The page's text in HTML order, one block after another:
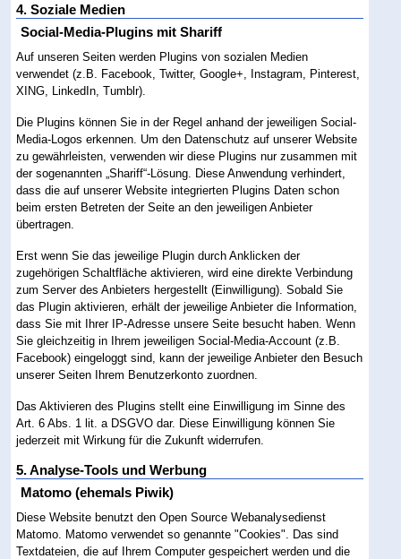
4. Soziale Medien
Social-Media-Plugins mit Shariff
Auf unseren Seiten werden Plugins von sozialen Medien
verwendet (z.B. Facebook, Twitter, Google+, Instagram, Pinterest,
XING, LinkedIn, Tumblr).
Die Plugins können Sie in der Regel anhand der jeweiligen Social-
Media-Logos erkennen. Um den Datenschutz auf unserer Website
zu gewährleisten, verwenden wir diese Plugins nur zusammen mit
der sogenannten „Shariff“-Lösung. Diese Anwendung verhindert,
dass die auf unserer Website integrierten Plugins Daten schon
beim ersten Betreten der Seite an den jeweiligen Anbieter
übertragen.
Erst wenn Sie das jeweilige Plugin durch Anklicken der
zugehörigen Schaltfläche aktivieren, wird eine direkte Verbindung
zum Server des Anbieters hergestellt (Einwilligung). Sobald Sie
das Plugin aktivieren, erhält der jeweilige Anbieter die Information,
dass Sie mit Ihrer IP-Adresse unsere Seite besucht haben. Wenn
Sie gleichzeitig in Ihrem jeweiligen Social-Media-Account (z.B.
Facebook) eingeloggt sind, kann der jeweilige Anbieter den Besuch
unserer Seiten Ihrem Benutzerkonto zuordnen.
Das Aktivieren des Plugins stellt eine Einwilligung im Sinne des
Art. 6 Abs. 1 lit. a DSGVO dar. Diese Einwilligung können Sie
jederzeit mit Wirkung für die Zukunft widerrufen.
5. Analyse-Tools und Werbung
Matomo (ehemals Piwik)
Diese Website benutzt den Open Source Webanalysedienst
Matomo. Matomo verwendet so genannte "Cookies". Das sind
Textdateien, die auf Ihrem Computer gespeichert werden und die